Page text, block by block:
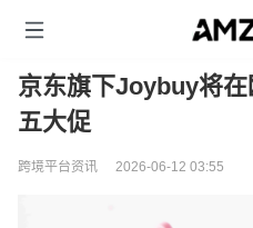
京东旗下Joybuy将
五大促
跨境平台资讯 2026-06-12 03:55